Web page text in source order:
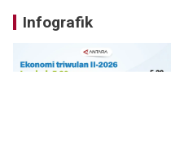
Infografik